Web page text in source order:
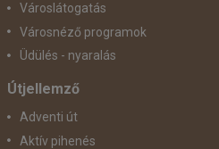
Városlátogatás
Városnéző programok
Üdülés - nyaralás
Útjellemző
Adventi út
Aktív pihenés